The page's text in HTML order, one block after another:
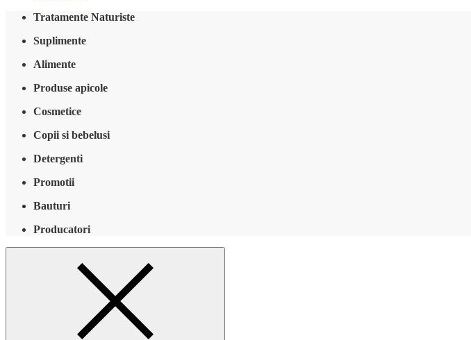
Tratamente Naturiste
Suplimente
Alimente
Produse apicole
Cosmetice
Copii si bebelusi
Detergenti
Promotii
Bauturi
Producatori